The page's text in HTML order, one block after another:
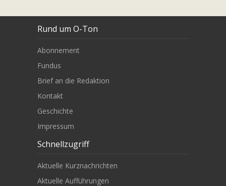
Rund um O-Ton
Abonnement
Fundus
Brief an die Redaktion
Kontakt
Geschichte
Impressum
Schnellzugriff
Aktuelle Kurznachrichten
Aktuelle Aufführungen